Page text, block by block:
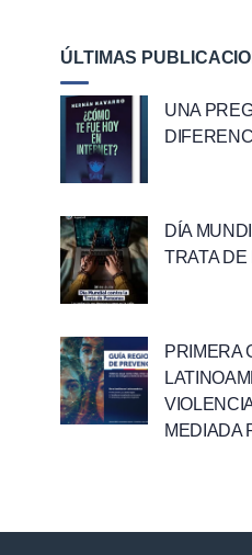
ÚLTIMAS
UNA
DÍA
TRATA
PRIMERA
MEDIADA